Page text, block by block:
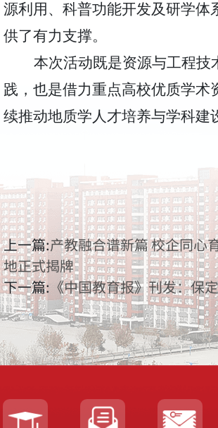
源利用、科普功能开发及研学体
供了有力支撑。
本次活动既是资源与工程技
践，也是借力重点高校优质学
续推动地质学人才培养与学科建
上一篇: 产教融合谱新篇 校企同心
地正式揭牌
下一篇: 《中国教育报》刊发：保